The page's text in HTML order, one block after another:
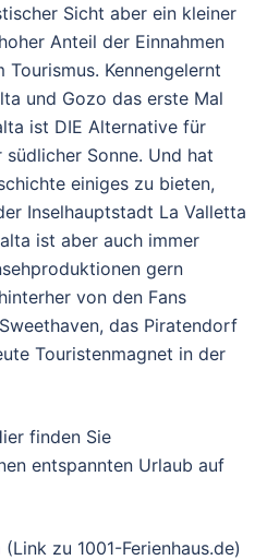
Sicht aber ein kleiner
Anteil der Einnahmen
Kennengelernt
und Gozo das erste Mal
ist DIE Alternative für
Sonne. Und hat
einiges zu bieten,
Inselhauptstadt La Valletta
ist aber auch immer
gern
von den Fans
das Piratendorf
Touristenmagnet in der
finden Sie
entspannten Urlaub auf
(Link zu 1001-Ferienhaus.de)